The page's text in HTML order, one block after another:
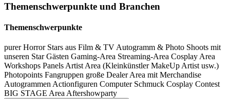
Rust ORIGINALE Props, Kostüme & Requisiten aus Euren
Lieblingshorrorfilmen in einer exklusiven und weltweit einzigartigen
Themenschwerpunkte und Branchen
Themenschwerpunkte
purer Horror Stars aus Film & TV Autogramm & Photo Shoots mit
unseren Star Gästen Gaming-Area Streaming-Area Cosplay Area
Workshops Panels Artist Area (KleinkünstlerMakeUp Artist usw.)
Photopoints Fangruppen große Dealer Area mit Merchandise
Autogrammen Actionfiguren Computer Schmuck Cosplay Contest
BIG STAGE Area Aftershowparty